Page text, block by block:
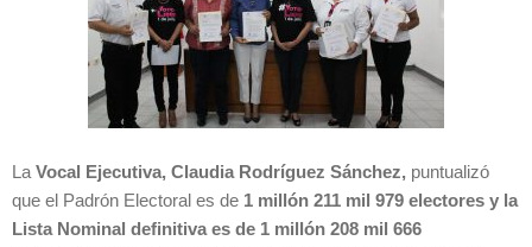
LaVocal Ejecutiva, Claudia Rodríguez Sánchez, puntualizó
que el Padrón Electoral es de 1 millón 211 mil 979 electores y la
Lista Nominal definitiva es de 1 millón 208 mil 666